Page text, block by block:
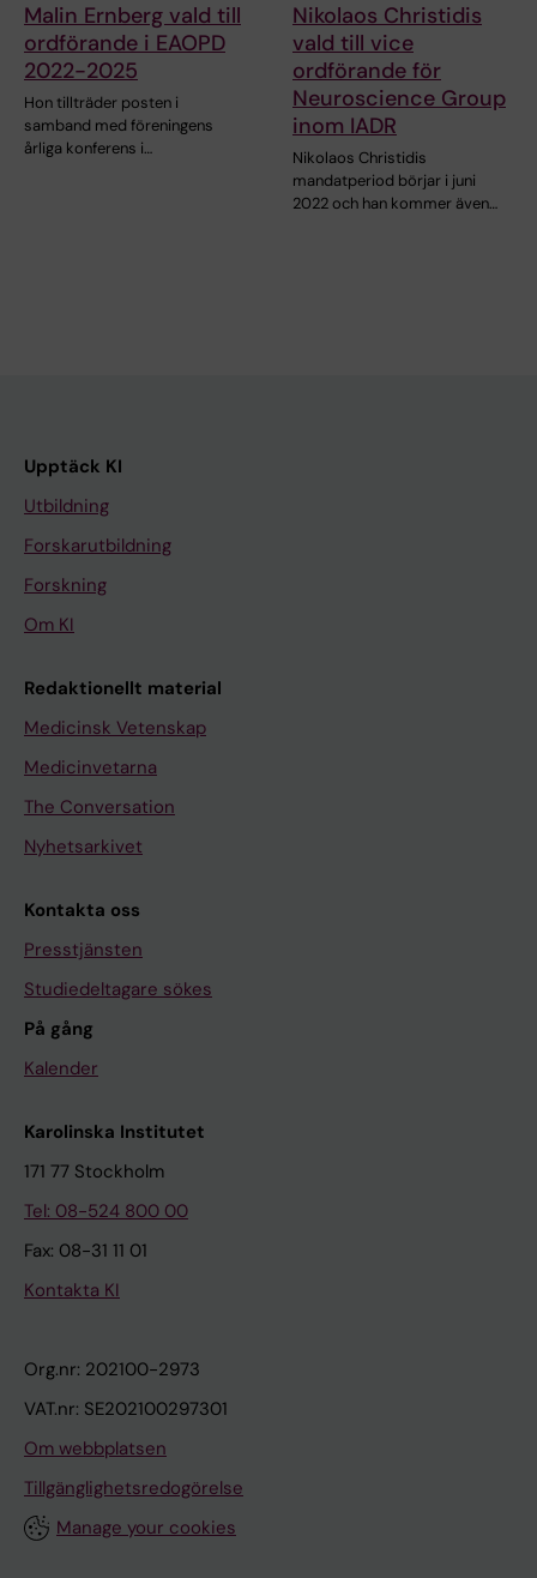
Malin Ernberg vald till
ordförande i EAOPD
2022-2025
Hon tillträder posten i
samband med föreningens
årliga konferens i…
Nikolaos Christidis
vald till vice
ordförande för
Neuroscience Group
inom IADR
Nikolaos Christidis
mandatperiod börjar i juni
2022 och han kommer även…
Upptäck KI
Utbildning
Forskarutbildning
Forskning
Om KI
Redaktionellt material
Medicinsk Vetenskap
Medicinvetarna
The Conversation
Nyhetsarkivet
Kontakta oss
Presstjänsten
Studiedeltagare sökes
På gång
Kalender
Karolinska Institutet
171 77 Stockholm
Tel: 08-524 800 00
Fax: 08-31 11 01
Kontakta KI
Org.nr: 202100-2973
VAT.nr: SE202100297301
Om webbplatsen
Tillgänglighetsredogörelse
Manage your cookies